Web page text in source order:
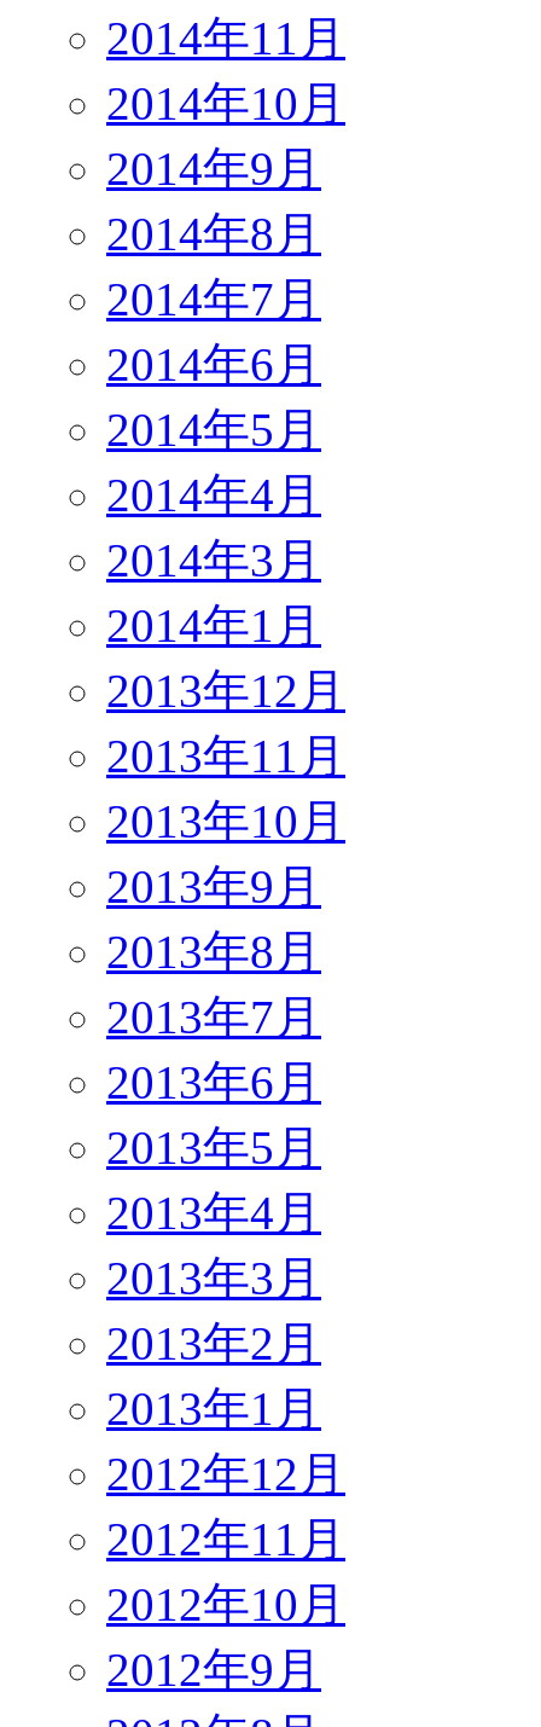
2014年11月
2014年10月
2014年9月
2014年8月
2014年7月
2014年6月
2014年5月
2014年4月
2014年3月
2014年1月
2013年12月
2013年11月
2013年10月
2013年9月
2013年8月
2013年7月
2013年6月
2013年5月
2013年4月
2013年3月
2013年2月
2013年1月
2012年12月
2012年11月
2012年10月
2012年9月